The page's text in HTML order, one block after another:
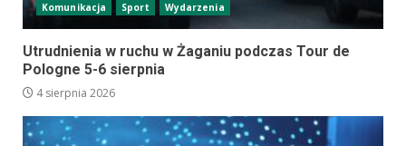
Komunikacja Sport Wydarzenia
Utrudnienia w ruchu w Żaganiu podczas Tour de
Pologne 5-6 sierpnia
4 sierpnia 2026